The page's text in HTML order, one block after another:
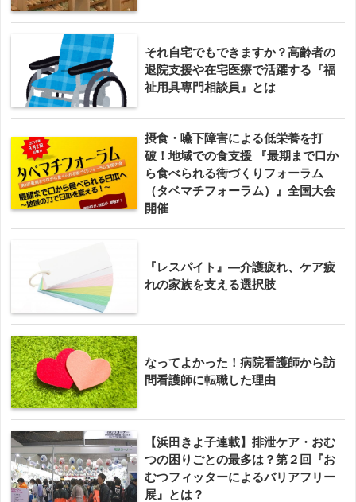
それ自宅でもできますか？高齢者の
退院支援や在宅医療で活躍する『福
祉用具専門相談員』とは
摂食・嚥下障害による低栄養を打
破！地域での食支援 『最期まで口か
ら食べられる街づくりフォーラム
（タベマチフォーラム）』全国大会
開催
『レスパイト』―介護疲れ、ケア疲
れの家族を支える選択肢
なってよかった！病院看護師から訪
問看護師に転職した理由
【浜田きよ子連載】排泄ケア・おむ
つの困りごとの最多は？第２回『お
むつフィッターによるバリアフリー
展』とは？